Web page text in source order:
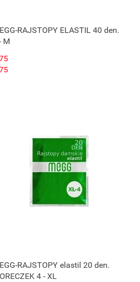
Produkt niedostępny
RAJSTOPY ELASTIL 40 den.
M
RAJSTOPY elastil 20 den.
4 - XL